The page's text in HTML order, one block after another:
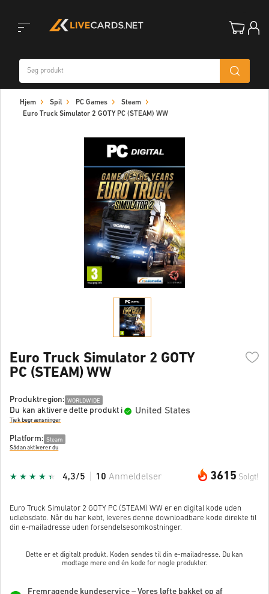
navigation
Hjem Spil PC Games
Steam
Euro Truck Simulator 2 GOTY PC (STEAM) WW
Euro Truck Simulator 2 GOTY
PC (STEAM) WW
Produktregion: WORLDWIDE
Du kan aktivere dette produkt i United States
Tjek begrænsninger
Platform: Steam
Sådan aktiverer du
3615 Solgt!
4,3/5 10 Anmeldelser
Euro Truck Simulator 2 GOTY PC (STEAM) WW er en digital kode uden
udløbsdato. Når du har købt, leveres denne downloadbare kode direkte til
din e-mailadresse uden forsendelsesomkostninger.
Dette er et digitalt produkt. Koden sendes til din e-mailadresse. Du kan
modtage mere end én kode for nogle produkter.
Fremragende kundeservice – Vores løfte bakket op af